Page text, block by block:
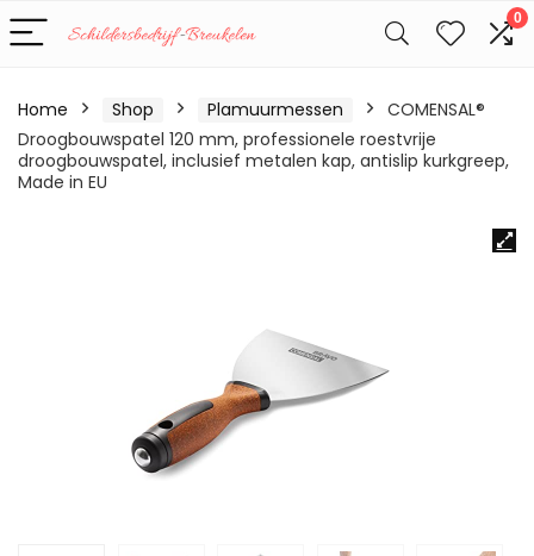
0
Home Shop Plamuurmessen
COMENSAL®
Droogbouwspatel 120 mm, professionele roestvrije
droogbouwspatel, inclusief metalen kap, antislip kurkgreep,
Made in EU